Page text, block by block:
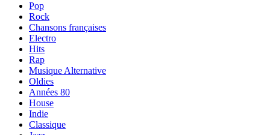
Pop
Rock
Chansons françaises
Electro
Hits
Rap
Musique Alternative
Oldies
Années 80
House
Indie
Classique